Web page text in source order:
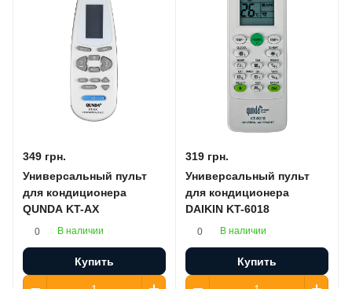
349 грн.
Универсальный пульт
для кондиционера
QUNDA KT-AX
0 В наличии
Купить
319 грн.
Универсальный пульт
для кондиционера
DAIKIN KT-6018
0 В наличии
Купить